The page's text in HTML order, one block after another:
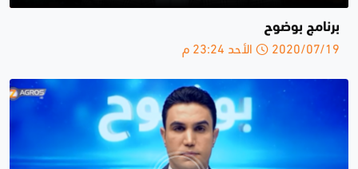
برنامج بوضوح
2020/07/19 الأحد 23:24 م